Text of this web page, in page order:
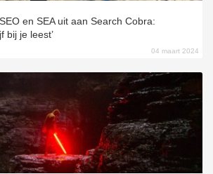
en SEA uit aan Search Cobra:
bij je leest’
04 maart 2024